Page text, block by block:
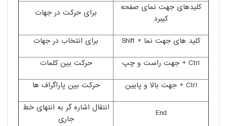
کلیدهای جهت نمای صفحه
کیبرد
برای حرکت در جهات
کلید های جهت نما + Shift
برای انتخاب در جهات
Ctrl + جهت راست و چپ
حرکت بین کلمات
Ctrl + جهت بالا و پایین
حرکت بین پاراگراف ها
End
انتقال اشاره گر به انتهای خط
جاری